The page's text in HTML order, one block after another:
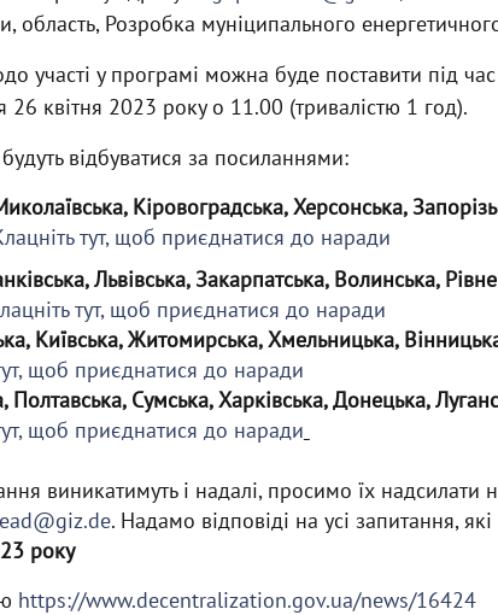
область, Розробка муніципального
участі у програмі можна буде поставити під
26 квітня 2023 року о 11.00 (тривалістю 1 год).
відбуватися за посиланнями:
Кіровоградська, Херсонська,
тут, щоб приєднатися до наради
Львівська, Закарпатська, Волинська,
тут, щоб приєднатися до наради
Київська, Житомирська, Хмельницька,
щоб приєднатися до наради
Полтавська, Сумська, Харківська, Донецька,
щоб приєднатися до наради
виникатимуть і надалі, просимо їх надсилати
. Надамо відповіді на усі запитання,
року
https://www.decentralization.gov.ua/news/16424